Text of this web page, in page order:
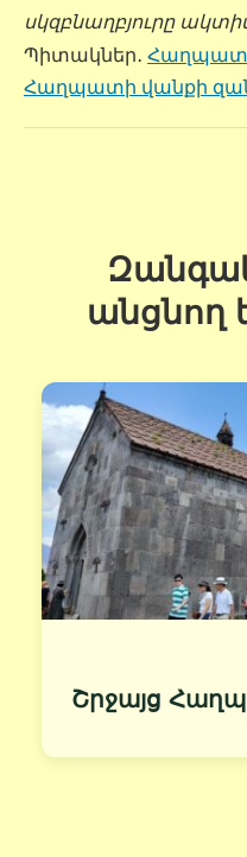
սկզբնաղբյուրը
Պիտակներ․ Հաղպատ
Հաղպատի վանքի
անցնող
Շրջայց